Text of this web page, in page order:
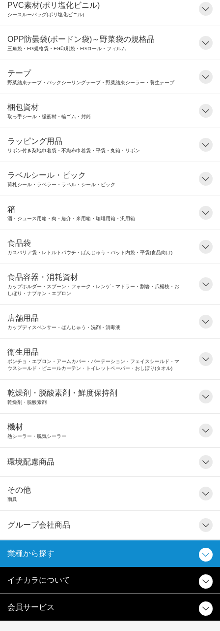
PVC素材(ポリ塩化ビニル)
シースルーバッグ(ポリ塩化ビニル)
OPP防曇袋(ボードン袋)～野菜袋の規格品
三角袋・FG規格袋・FG印刷袋・FGロール・フィルム
テープ
野菜結束テープ・バックシーリングテープ・野菜結束シーラー・養生テープ
梱包資材
取っ手シール・緩衝材・輪ゴム・封筒
ラッピング用品
リボン付き梨地巾着袋・不織布巾着袋・平袋・丸箱・リボン
ラベルシール・ピック
荷札シール・ラベラー・ラベル・シール・ピック
箱
酒・ジュース用箱・肉・魚介・米用箱・珈琲用箱・汎用箱
食品袋
ガスバリア袋・レトルトパウチ・ばんじゅう・バット内袋・平袋(食品向け)
食品容器・消耗資材
カップホルダー・スプーン・フォーク・レンゲ・マドラー・割箸・爪楊枝・お
しぼり・ナプキン・エプロン
店舗用品
カップディスペンサー・ばんじゅう・洗剤・消毒液
衛生用品
ポンチョ・エプロン・アームカバー・パーテーション・フェイスシールド・マ
ウスシールド・ビニールカーテン・トイレットペーパー・おしぼり(タオル)
乾燥剤・脱酸素剤・鮮度保持剤
乾燥剤・脱酸素剤
機材
熱シーラー・脱気シーラー
環境配慮商品
その他
雨具
グループ会社商品
業種から探す
イチカラについて
会員サービス